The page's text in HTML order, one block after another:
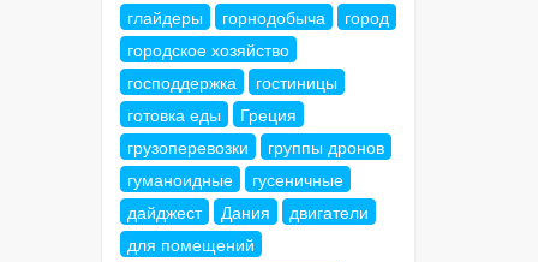
глайдеры горнодобыча
город
городское хозяйство
господдержка
гостиницы
готовка еды
Греция
грузоперевозки
группы дронов
гуманоидные
гусеничные
дайджест
Дания
двигатели
для помещений